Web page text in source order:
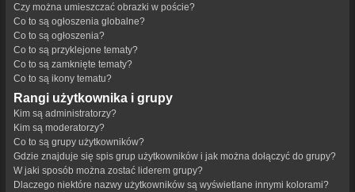
Czy można umieszczać obrazki w poście?
Co to są ogłoszenia globalne?
Co to są ogłoszenia?
Co to są przyklejone tematy?
Co to są zamknięte tematy?
Co to są ikony tematu?
Rangi użytkownika i grupy
Kim są administratorzy?
Kim są moderatorzy?
Co to są grupy użytkowników?
Gdzie znajduje się spis grup użytkowników i jak można dołączyć do grupy?
W jaki sposób można zostać liderem grupy?
Dlaczego niektóre nazwy użytkowników są wyświetlane innymi kolorami?